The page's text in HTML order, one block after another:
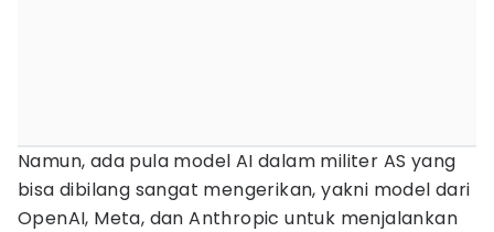
Namun, ada pula model AI dalam militer AS yang
bisa dibilang sangat mengerikan, yakni model dari
OpenAI, Meta, dan Anthropic untuk menjalankan